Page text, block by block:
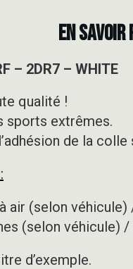
EN SAVOIR
– 2DR7 – WHITE
qualité !
sports extrêmes.
de la
air (selon
(selon véhicule)
d’exemple.